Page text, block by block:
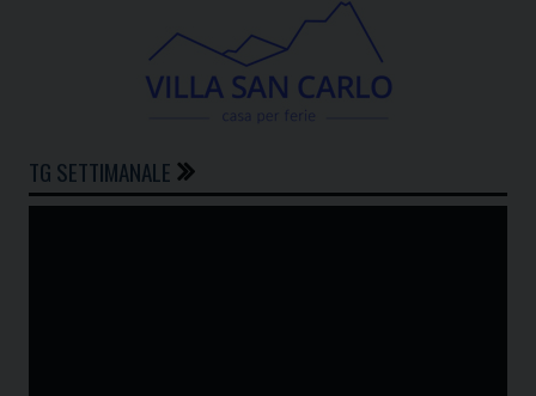
TG SETTIMANALE